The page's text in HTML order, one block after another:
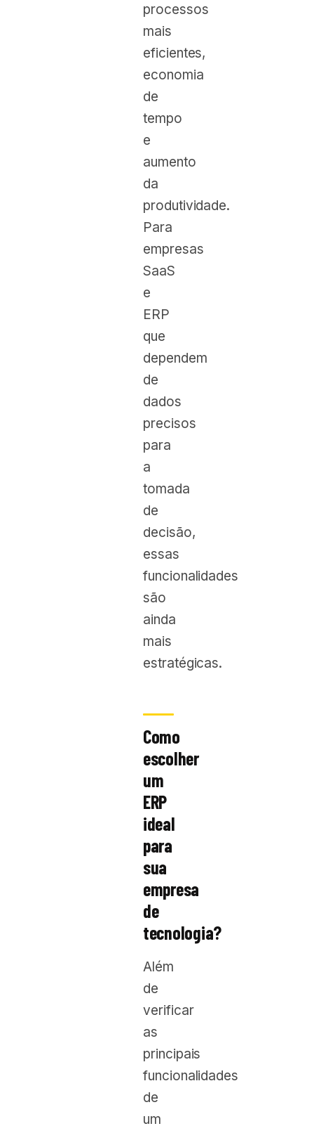
processos
mais
eficientes,
economia
de
tempo
e
aumento
da
produtividade.
Para
empresas
SaaS
e
ERP
que
dependem
de
dados
precisos
para
a
tomada
de
decisão,
essas
funcionalidades
são
ainda
mais
estratégicas.
Como
escolher
um
ERP
ideal
para
sua
empresa
de
tecnologia?
Além
de
verificar
as
principais
funcionalidades
de
um